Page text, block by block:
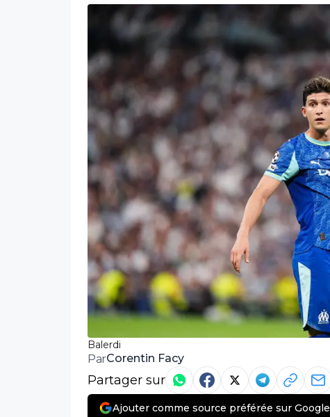
Balerdi
ParCorentin Facy
Partager sur
Ajouter comme source préférée sur Google